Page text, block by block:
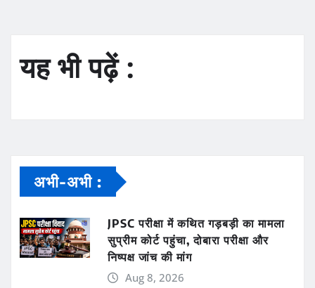
यह भी पढ़ें :
अभी-अभी :
JPSC परीक्षा में कथित गड़बड़ी का मामला
सुप्रीम कोर्ट पहुंचा, दोबारा परीक्षा और
निष्पक्ष जांच की मांग
Aug 8, 2026